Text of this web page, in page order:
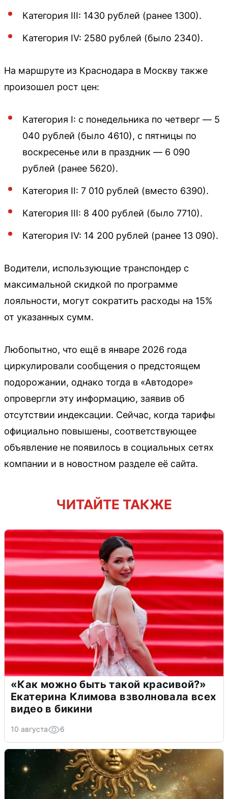
Категория III: 1430 рублей (ранее 1300).
Категория IV: 2580 рублей (было 2340).
На маршруте из Краснодара в Москву также
произошел рост цен:
Категория I: с понедельника по четверг — 5
040 рублей (было 4610), с пятницы по
воскресенье или в праздник — 6 090
рублей (ранее 5620).
Категория II: 7 010 рублей (вместо 6390).
Категория III: 8 400 рублей (было 7710).
Категория IV: 14 200 рублей (ранее 13 090).
Водители, использующие транспондер с
максимальной скидкой по программе
лояльности, могут сократить расходы на 15%
от указанных сумм.
Любопытно, что ещё в январе 2026 года
циркулировали сообщения о предстоящем
подорожании, однако тогда в «Автодоре»
опровергли эту информацию, заявив об
отсутствии индексации. Сейчас, когда тарифы
официально повышены, соответствующее
объявление не появилось в социальных сетях
компании и в новостном разделе её сайта.
ЧИТАЙТЕ ТАКЖЕ
«Как можно быть такой красивой?»
Екатерина Климова взволновала всех
видео в бикини
10 августа 6